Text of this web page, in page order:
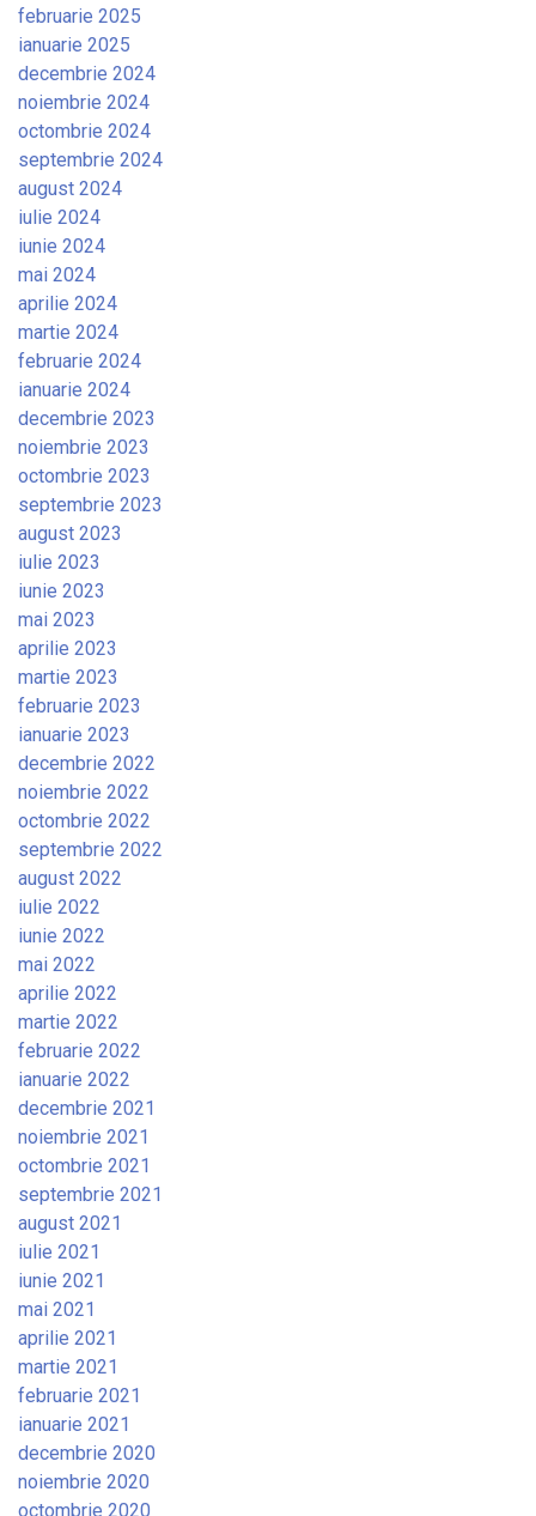
februarie 2025
ianuarie 2025
decembrie 2024
noiembrie 2024
octombrie 2024
septembrie 2024
august 2024
iulie 2024
iunie 2024
mai 2024
aprilie 2024
martie 2024
februarie 2024
ianuarie 2024
decembrie 2023
noiembrie 2023
octombrie 2023
septembrie 2023
august 2023
iulie 2023
iunie 2023
mai 2023
aprilie 2023
martie 2023
februarie 2023
ianuarie 2023
decembrie 2022
noiembrie 2022
octombrie 2022
septembrie 2022
august 2022
iulie 2022
iunie 2022
mai 2022
aprilie 2022
martie 2022
februarie 2022
ianuarie 2022
decembrie 2021
noiembrie 2021
octombrie 2021
septembrie 2021
august 2021
iulie 2021
iunie 2021
mai 2021
aprilie 2021
martie 2021
februarie 2021
ianuarie 2021
decembrie 2020
noiembrie 2020
octombrie 2020